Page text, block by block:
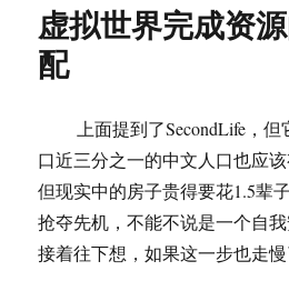
虚拟世界完成资
配
上面提到了SecondLife，但
口近三分之一的中文人口也应该
但现实中的房子贵得要花1.5辈
抢夺先机，不能不说是一个自
接着往下想，如果这一步也走慢